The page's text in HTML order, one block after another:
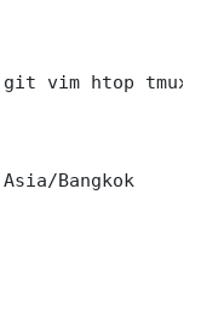
vim htop tmux
Bangkok